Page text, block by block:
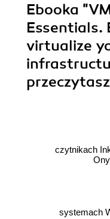
Ebooka
Essentials.
virtualize
czytnikach
systemach